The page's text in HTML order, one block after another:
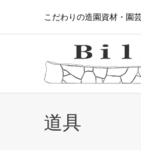
こだわりの造園資材・園
道具